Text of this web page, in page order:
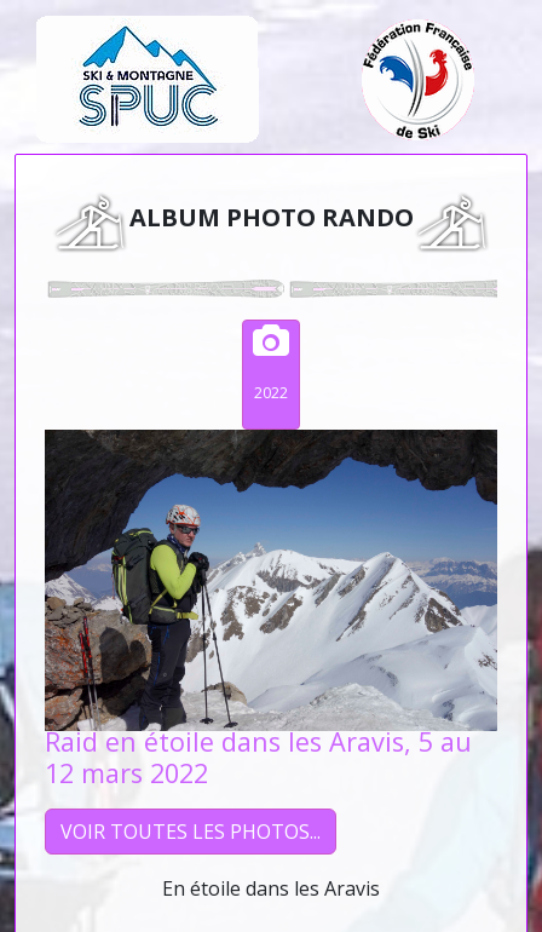
ALBUM PHOTO RANDO
2022
Raid en étoile dans les Aravis, 5 au
12 mars 2022
VOIR TOUTES LES PHOTOS...
En étoile dans les Aravis